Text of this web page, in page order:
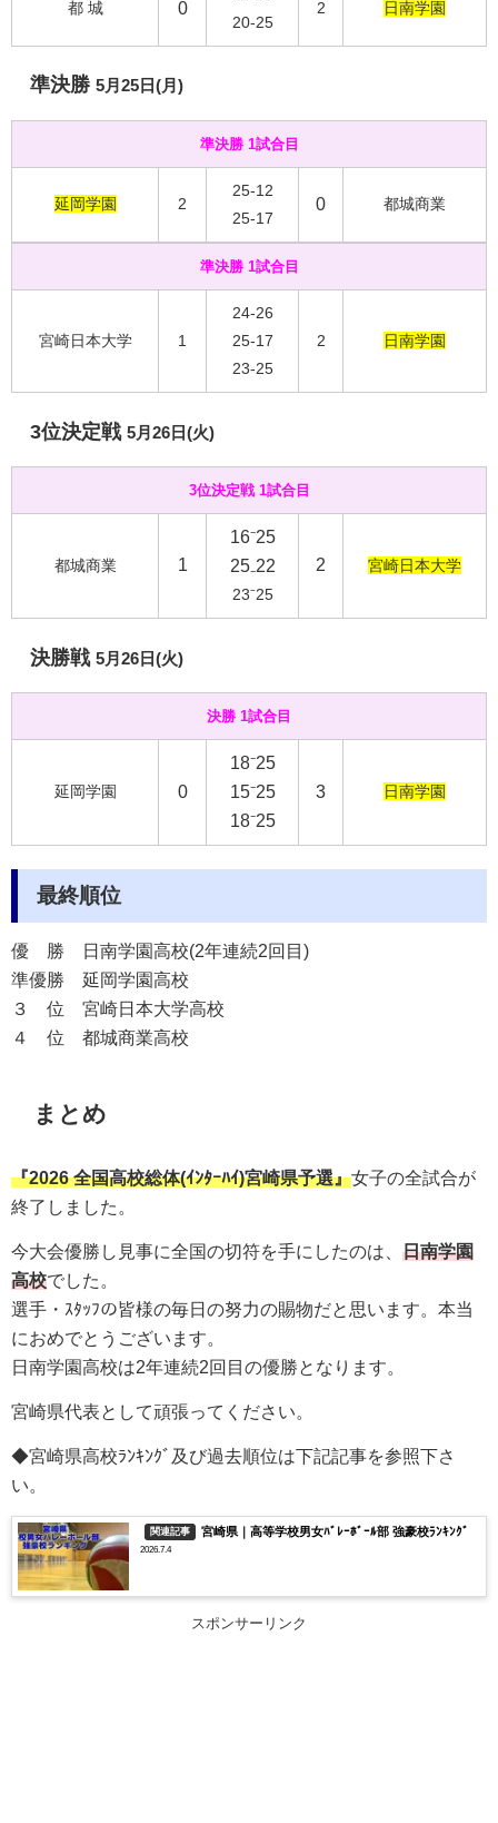
都 城 0
20-25
2 日南学園
準決勝 5月25日(月)
準決勝 1試合目
延岡学園 2
25-12
25-17
0 都城商業
準決勝 1試合目
宮崎日本大学 1
24-26
25-17
23-25
2 日南学園
3位決定戦 5月26日(火)
3位決定戦 1試合目
都城商業 1
16⁻25
25₋22
23⁻25
2 宮崎日本大学
決勝戦 5月26日(火)
決勝 1試合目
延岡学園 0
18⁻25
15⁻25
18⁻25
3 日南学園
最終順位
優 勝 日南学園高校(2年連続2回目)
準優勝 延岡学園高校
３ 位 宮崎日本大学高校
４ 位 都城商業高校
まとめ
『2026 全国高校総体(ｲﾝﾀｰﾊｲ)宮崎県予選』女子の全試合が
終了しました。
今大会優勝し見事に全国の切符を手にしたのは、 日南学園
高校でした。
選手・ｽﾀｯﾌの皆様の毎日の努力の賜物だと思います。本当
におめでとうございます。
日南学園高校は2年連続2回目 の優勝となります。
宮崎県代表として頑張ってください。
◆宮崎県高校ﾗﾝｷﾝｸﾞ及び過去順位は下記記事を参照下さ
い。
関連記事 宮崎県｜高等学校男女ﾊﾞﾚｰﾎﾞｰﾙ部 強豪校ﾗﾝｷﾝｸﾞ
2026.7.4
スポンサーリンク